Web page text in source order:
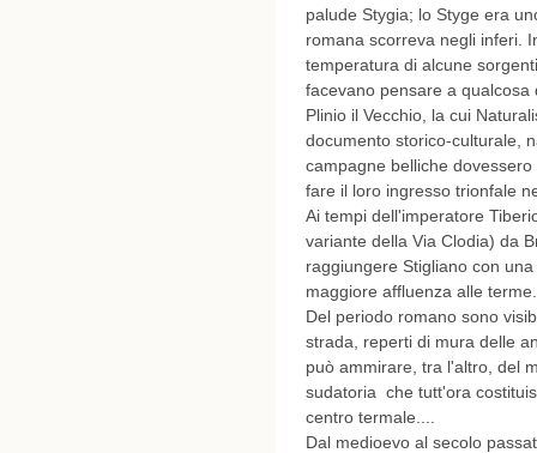
palude Stygia; lo Styge era
romana scorreva negli inferi.
temperatura di alcune
facevano pensare a qualcosa
Plinio il Vecchio, la cui
documento storico-culturale,
campagne belliche
fare il loro ingresso trionfale
Ai tempi dell'imperatore
variante della Via Clodia) da
raggiungere Stigliano con
maggiore affluenza alle terme.
Del periodo romano sono
strada, reperti di mura delle
può ammirare, tra l'altro, del
sudatoria che tutt'ora
centro termale....
Dal medioevo al secolo